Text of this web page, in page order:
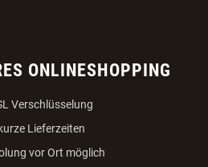
ONLINESHOPPING
Verschlüsselung
kurze Lieferzeiten
vor Ort möglich